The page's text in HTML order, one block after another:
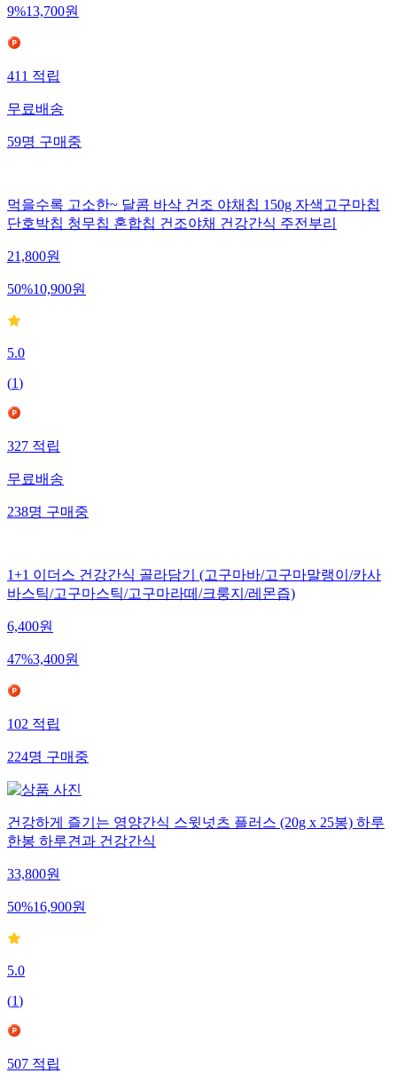
9%13,700원
411적립
무료배송
59명구매중
먹을수록 고소한~ 달콤 바삭 건조 야채칩 150g 자색고구마칩
단호박칩 청무칩 혼합칩 건조야채 건강간식 주전부리
21,800원
50%10,900원
5.0
(1)
327적립
무료배송
238명구매중
1+1 이더스 건강간식 골라담기 (고구마바/고구마말랭이/카사
바스틱/고구마스틱/고구마라떼/크룽지/레몬즙)
6,400원
47%3,400원
102적립
224명구매중
건강하게 즐기는 영양간식 스윗넛츠 플러스 (20g x 25봉) 하루
한봉 하루견과 건강간식
33,800원
50%16,900원
5.0
(1)
507적립